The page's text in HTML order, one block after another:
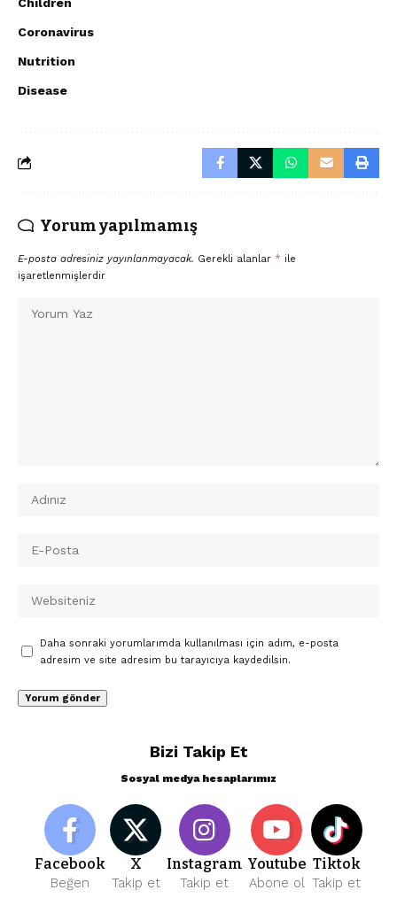
Coronavirus
Nutrition
Disease
Yorum yapılmamış
E-posta adresiniz yayınlanmayacak. Gerekli alanlar * ile
işaretlenmişlerdir
Daha sonraki yorumlarımda kullanılması için adım, e-posta
adresim ve site adresim bu tarayıcıya kaydedilsin.
Bizi Takip Et
Sosyal medya hesaplarımız
Facebook
Beğen
X
Takip et
Instagram
Takip et
Youtube
Abone ol
Tiktok
Takip et